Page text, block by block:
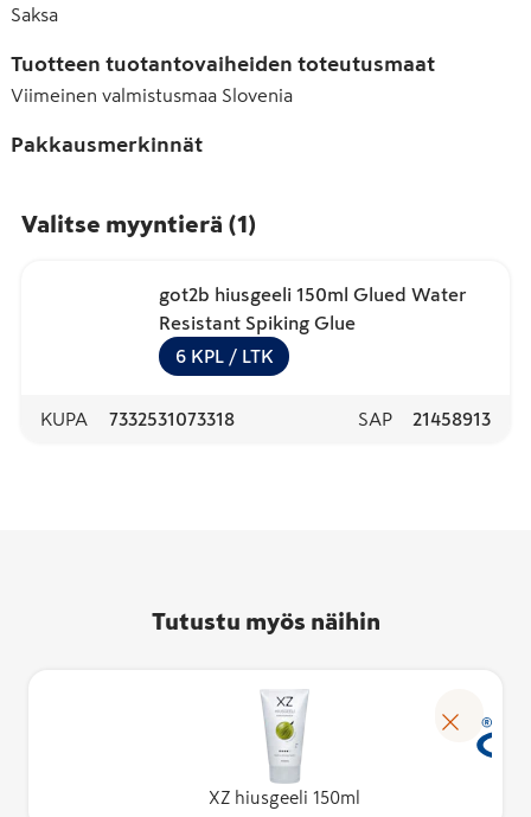
Saksa
Tuotteen tuotantovaiheiden toteutusmaat
Viimeinen valmistusmaa Slovenia
Pakkausmerkinnät
Valitse myyntierä (1)
got2b hiusgeeli 150ml Glued Water
Resistant Spiking Glue
6 KPL / LTK
KUPA 7332531073318 SAP 21458913
Tutustu myös näihin
XZ hiusgeeli 150ml